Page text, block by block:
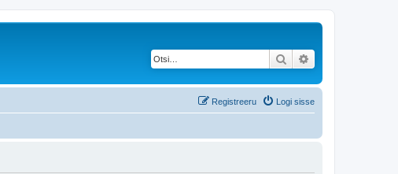
Otsi
Logi sisse
Registreeru